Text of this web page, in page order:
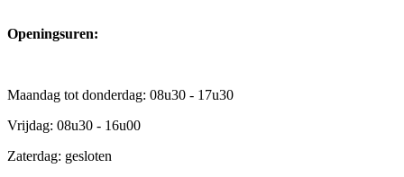
Openingsuren:
Maandag tot donderdag: 08u30 - 17u30
Vrijdag: 08u30 - 16u00
Zaterdag: gesloten